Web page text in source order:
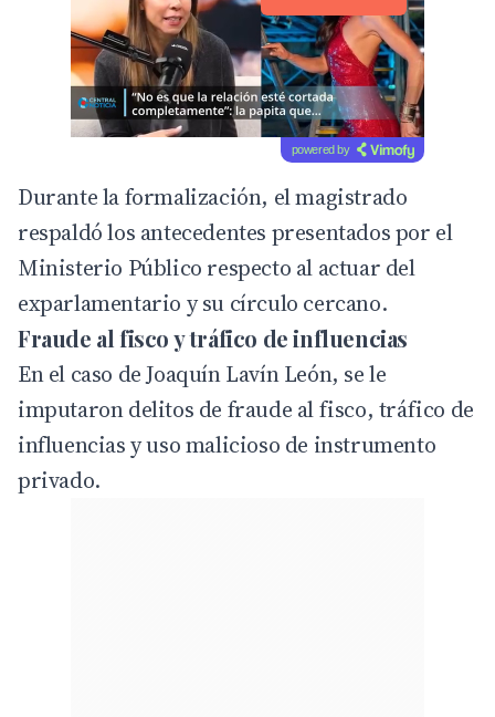
powered by
Durante la formalización, el magistrado
respaldó los antecedentes presentados por el
Ministerio Público respecto al actuar del
exparlamentario y su círculo cercano.
Fraude al fisco y tráfico de influencias
En el caso de Joaquín Lavín León, se le
imputaron delitos de fraude al fisco, tráfico de
influencias y uso malicioso de instrumento
privado.